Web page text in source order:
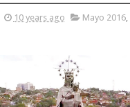
10 years ago Mayo 2016,